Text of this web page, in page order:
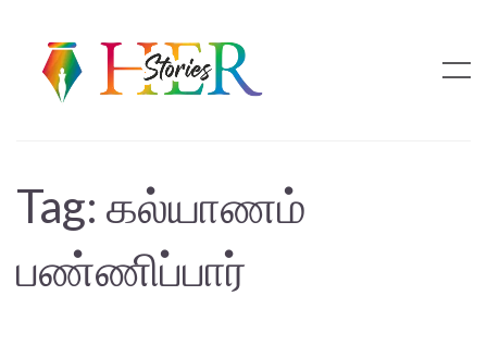
Tag: கல்யாணம்
பண்ணிப்பார்